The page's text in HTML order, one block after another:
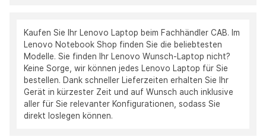
Kaufen Sie Ihr Lenovo Laptop beim Fachhändler CAB. Im
Lenovo Notebook Shop finden Sie die beliebtesten
Modelle. Sie finden Ihr Lenovo Wunsch-Laptop nicht?
Keine Sorge, wir können jedes Lenovo Laptop für Sie
bestellen. Dank schneller Lieferzeiten erhalten Sie Ihr
Gerät in kürzester Zeit und auf Wunsch auch inklusive
aller für Sie relevanter Konfigurationen, sodass Sie
direkt loslegen können.